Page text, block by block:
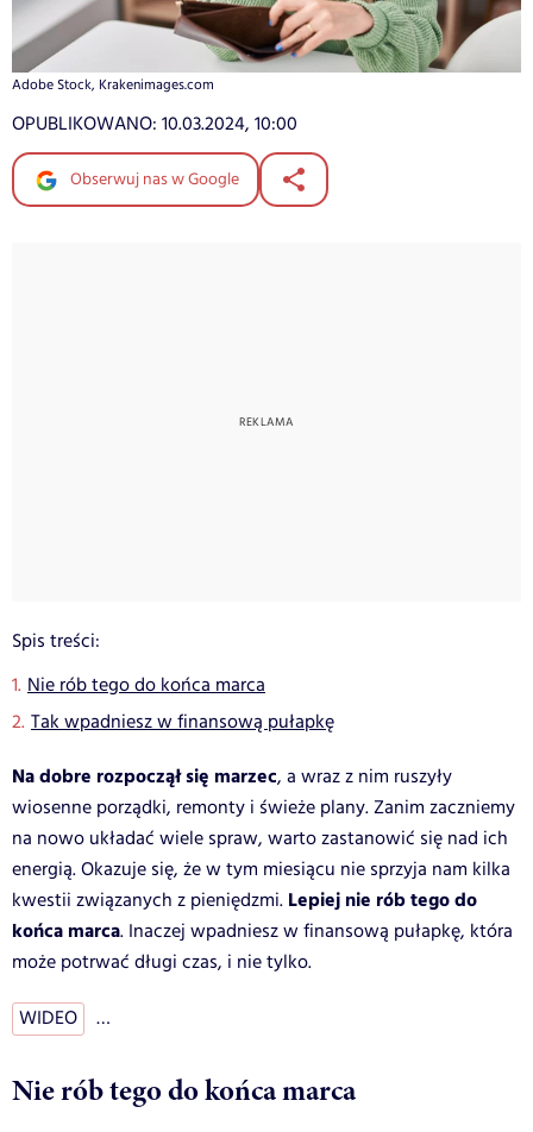
Adobe Stock, Krakenimages.com
OPUBLIKOWANO: 10.03.2024, 10:00
Obserwuj nas w Google
Spis treści:
Nie rób tego do końca marca
Tak wpadniesz w finansową pułapkę
Na dobre rozpoczął się marzec, a wraz z nim ruszyły
wiosenne porządki, remonty i świeże plany. Zanim zaczniemy
na nowo układać wiele spraw, warto zastanowić się nad ich
energią. Okazuje się, że w tym miesiącu nie sprzyja nam kilka
kwestii związanych z pieniędzmi. Lepiej nie rób tego do
końca marca. Inaczej wpadniesz w finansową pułapkę, która
może potrwać długi czas, i nie tylko.
WIDEO …
Nie rób tego do końca marca